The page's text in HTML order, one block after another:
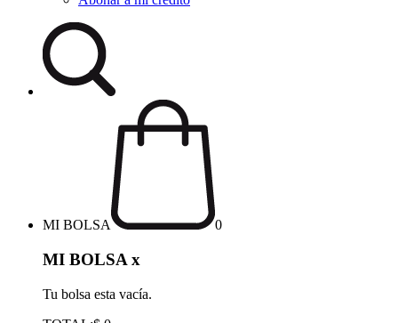
MI BOLSA 0
MI BOLSA x
Tu bolsa esta vacía.